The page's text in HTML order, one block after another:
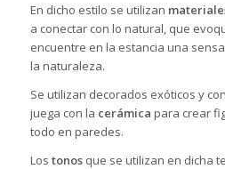
En dicho estilo se utilizan
a conectar con lo natural, que
encuentre en la estancia una
la naturaleza.
Se utilizan decorados exóticos y
juega con la cerámica para crear
todo en paredes.
Los tonosque se utilizan en dicha